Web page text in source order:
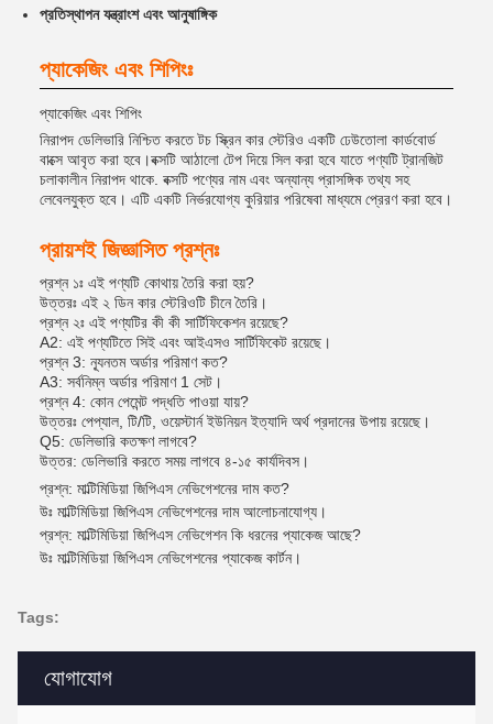
যোগাযোগ
প্রতিস্থাপন যন্ত্রাংশ এবং আনুষাঙ্গিক
প্যাকেজিং এবং শিপিংঃ
প্যাকেজিং এবং শিপিং
নিরাপদ ডেলিভারি নিশ্চিত করতে টচ স্ক্রিন কার স্টেরিও একটি ঢেউতোলা কার্ডবোর্ড
বাক্সে আবৃত করা হবে।বক্সটি আঠালো টেপ দিয়ে সিল করা হবে যাতে পণ্যটি ট্রানজিট
চলাকালীন নিরাপদ থাকে. বক্সটি পণ্যের নাম এবং অন্যান্য প্রাসঙ্গিক তথ্য সহ
লেবেলযুক্ত হবে। এটি একটি নির্ভরযোগ্য কুরিয়ার পরিষেবা মাধ্যমে প্রেরণ করা হবে।
প্রায়শই জিজ্ঞাসিত প্রশ্নঃ
প্রশ্ন ১ঃ এই পণ্যটি কোথায় তৈরি করা হয়?
উত্তরঃ এই ২ ডিন কার স্টেরিওটি চীনে তৈরি।
প্রশ্ন ২ঃ এই পণ্যটির কী কী সার্টিফিকেশন রয়েছে?
A2: এই পণ্যটিতে সিই এবং আইএসও সার্টিফিকেট রয়েছে।
প্রশ্ন 3: ন্যূনতম অর্ডার পরিমাণ কত?
A3: সর্বনিম্ন অর্ডার পরিমাণ 1 সেট।
প্রশ্ন 4: কোন পেমেন্ট পদ্ধতি পাওয়া যায়?
উত্তরঃ পেপ্যাল, টি/টি, ওয়েস্টার্ন ইউনিয়ন ইত্যাদি অর্থ প্রদানের উপায় রয়েছে।
Q5: ডেলিভারি কতক্ষণ লাগবে?
উত্তর: ডেলিভারি করতে সময় লাগবে ৪-১৫ কার্যদিবস।
প্রশ্ন: মাল্টিমিডিয়া জিপিএস নেভিগেশনের দাম কত?
উঃ মাল্টিমিডিয়া জিপিএস নেভিগেশনের দাম আলোচনাযোগ্য।
প্রশ্ন: মাল্টিমিডিয়া জিপিএস নেভিগেশন কি ধরনের প্যাকেজ আছে?
উঃ মাল্টিমিডিয়া জিপিএস নেভিগেশনের প্যাকেজ কার্টন।
Tags: